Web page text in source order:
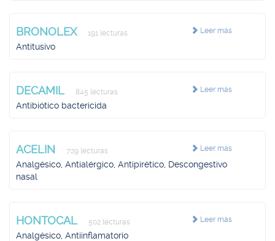
Leer más
BRONOLEX 191 lecturas
Antitusivo
Leer más
DECAMIL 845 lecturas
Antibiótico bactericida
Leer más
ACELIN 729 lecturas
Analgésico, Antialérgico, Antipirético, Descongestivo
nasal
Leer más
HONTOCAL 502 lecturas
Analgésico, Antiinflamatorio